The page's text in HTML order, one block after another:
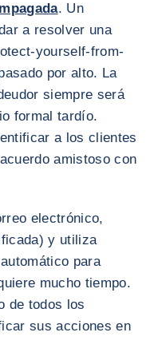
. Un
a resolver una
yourself-from-
por alto. La
siempre será
formal tardío.
a los clientes
amistoso con
electrónico,
y utiliza
para
mucho tiempo.
de todos los
sus acciones en